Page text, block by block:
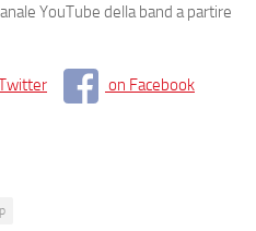
YouTube della band a partire
on Facebook